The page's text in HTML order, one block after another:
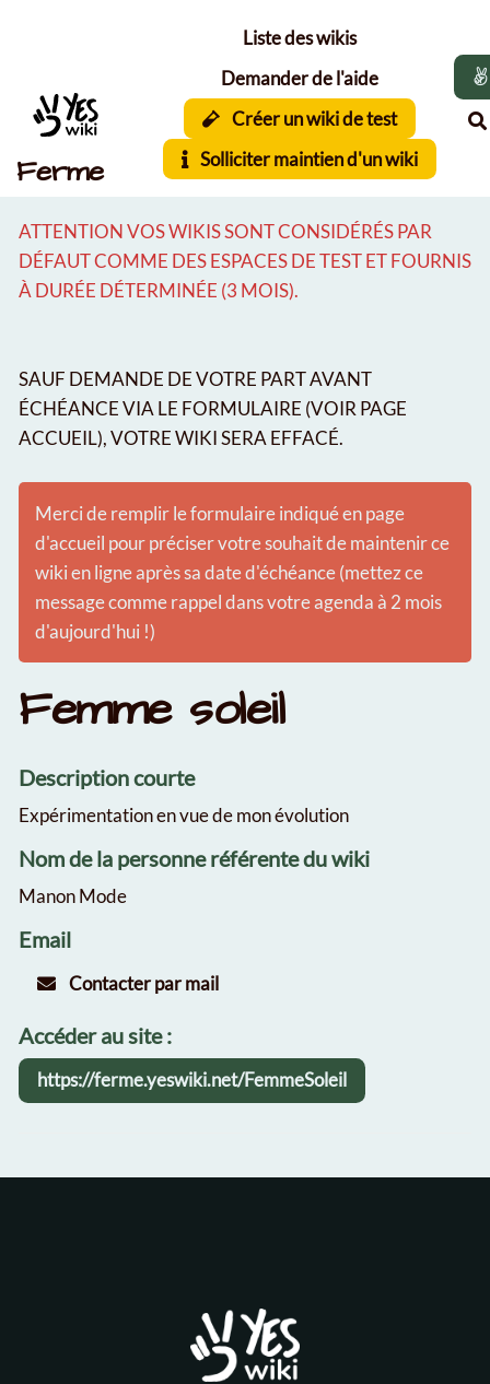
Ferme
Liste des wikis
Demander de l'aide
Créer un wiki de test
Solliciter maintien d'un wiki
ATTENTION VOS WIKIS SONT CONSIDÉRÉS PAR
DÉFAUT COMME DES ESPACES DE TEST ET FOURNIS
À DURÉE DÉTERMINÉE (3 MOIS).
SAUF DEMANDE DE VOTRE PART AVANT
ÉCHÉANCE VIA LE FORMULAIRE (VOIR PAGE
ACCUEIL), VOTRE WIKI SERA EFFACÉ.
Merci de remplir le formulaire indiqué en page
d'accueil pour préciser votre souhait de maintenir ce
wiki en ligne après sa date d'échéance (mettez ce
message comme rappel dans votre agenda à 2 mois
d'aujourd'hui !)
Femme soleil
Description courte
Expérimentation en vue de mon évolution
Nom de la personne référente du wiki
Manon Mode
Email
Contacter par mail
Accéder au site :
https://ferme.yeswiki.net/FemmeSoleil